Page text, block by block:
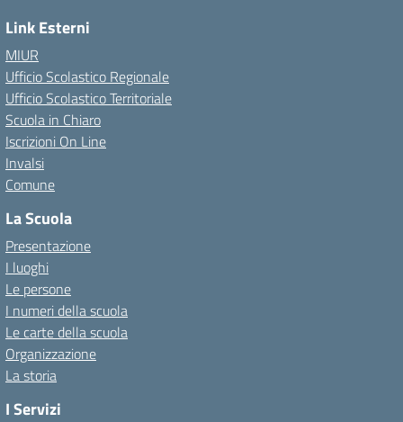
Link Esterni
MIUR
Ufficio Scolastico Regionale
Ufficio Scolastico Territoriale
Scuola in Chiaro
Iscrizioni On Line
Invalsi
Comune
La Scuola
Presentazione
I luoghi
Le persone
I numeri della scuola
Le carte della scuola
Organizzazione
La storia
I Servizi